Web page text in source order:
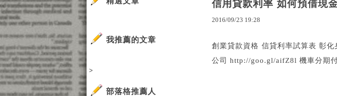
信用貸款利率 如何預借現
2016/09/23 19:28
創業貸款資格 信貸利率試算表 彰
公司 http://goo.gl/aifZ8l 機車分期
我推薦的文章
>
部落格推薦人